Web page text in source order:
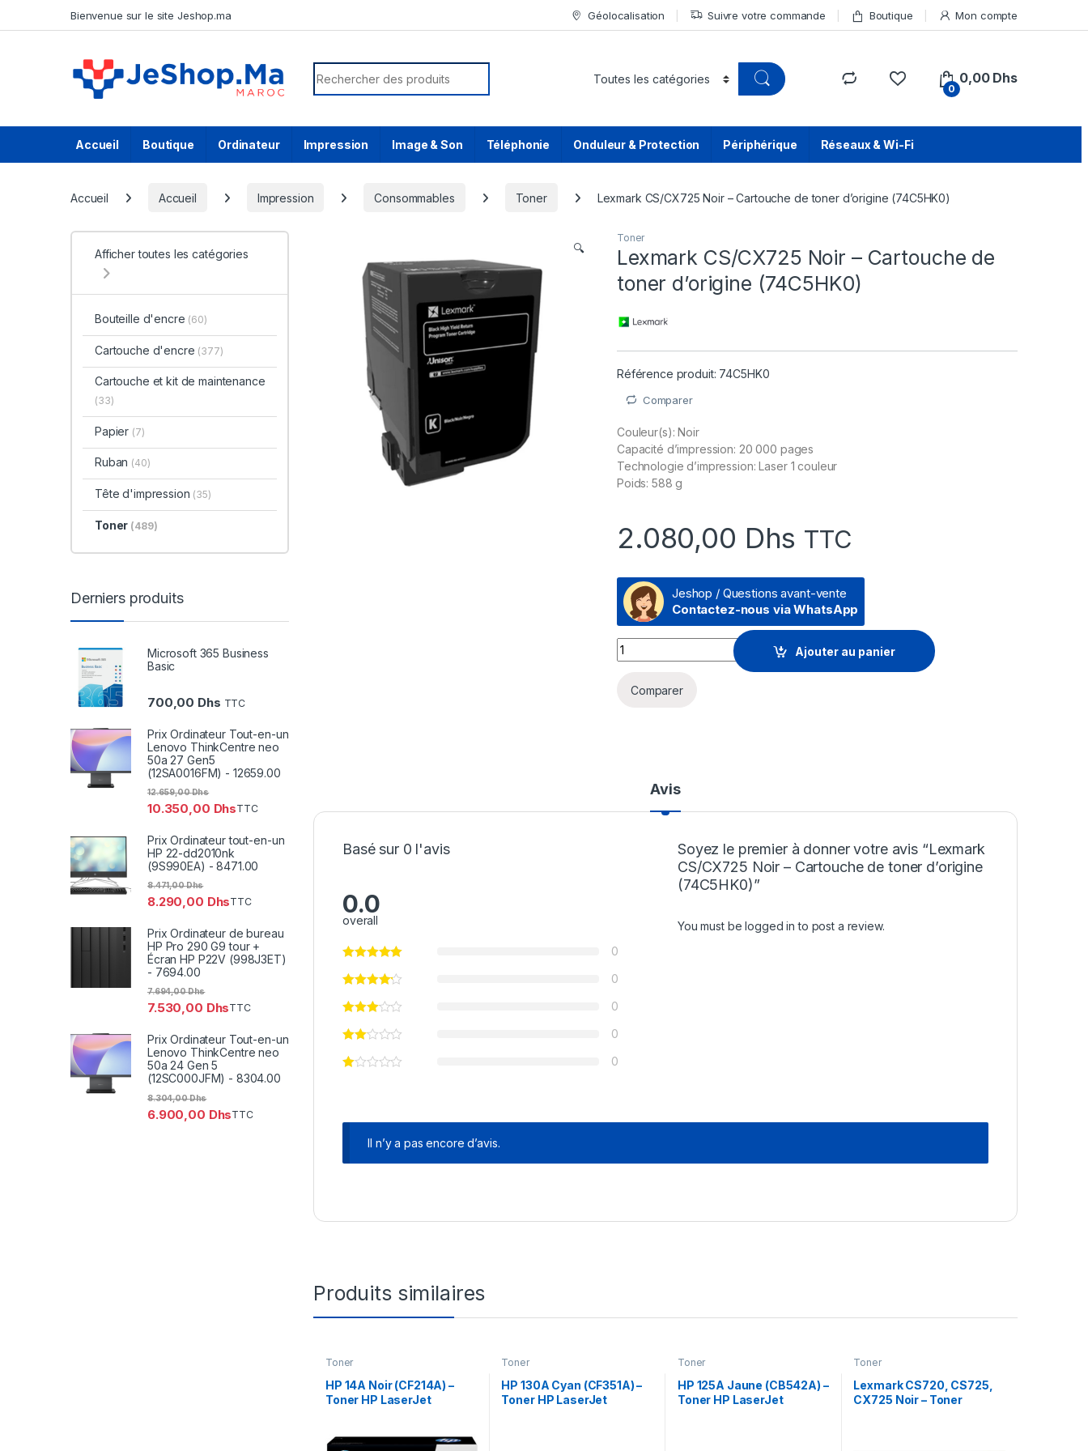
Bienvenue sur le site Jeshop.ma Géolocalisation Suivre votre commande Boutique Mon compte
Search for:
0
0,00 Dhs
Accueil Boutique Ordinateur Impression Image & Son Téléphonie Onduleur & Protection Périphérique Réseaux & Wi-Fi
Accueil Accueil Impression Consommables Toner Lexmark CS/CX725 Noir – Cartouche de toner d’origine (74C5HK0)
🔍
Toner
Lexmark CS/CX725 Noir – Cartouche de
toner d’origine (74C5HK0)
Référence produit: 74C5HK0
Comparer
Couleur(s): Noir
Capacité d’impression: 20 000 pages
Technologie d’impression: Laser 1 couleur
Poids: 588 g
2.080,00 Dhs TTC
Jeshop / Questions avant-vente
Contactez-nous via WhatsApp
Lexmark CS/CX725 Noir - Cartouche de toner d'origine (74C5HK0) quantity
Ajouter au panier
Comparer
Avis
Basé sur 0 l'avis
0.0
overall
0
0
0
0
0
Soyez le premier à donner votre avis “Lexmark
CS/CX725 Noir – Cartouche de toner d’origine
(74C5HK0)”
You must belogged in to post a review.
Il n’y a pas encore d’avis.
Produits similaires
Toner
HP 14A Noir (CF214A) –
Toner HP LaserJet
Toner
HP 130A Cyan (CF351A) –
Toner HP LaserJet
Toner
HP 125A Jaune (CB542A) –
Toner HP LaserJet
Toner
Lexmark CS720, CS725,
CX725 Noir – Toner
Afficher toutes les catégories
Bouteille d'encre (60)
Cartouche d'encre (377)
Cartouche et kit de maintenance
(33)
Papier (7)
Ruban (40)
Tête d'impression (35)
Toner (489)
Derniers produits
Microsoft 365 Business
Basic
700,00 Dhs TTC
Prix Ordinateur Tout-en-un
Lenovo ThinkCentre neo
50a 27 Gen5
(12SA0016FM) - 12659.00
10.350,00 Dhs
12.659,00Dhs
TTC
Prix Ordinateur tout-en-un
HP 22-dd2010nk
(9S990EA) - 8471.00
8.290,00 Dhs
8.471,00Dhs
TTC
Prix Ordinateur de bureau
HP Pro 290 G9 tour +
Écran HP P22V (998J3ET)
- 7694.00
7.530,00 Dhs
7.694,00Dhs
TTC
Prix Ordinateur Tout-en-un
Lenovo ThinkCentre neo
50a 24 Gen 5
(12SC000JFM) - 8304.00
6.900,00 Dhs
8.304,00Dhs
TTC